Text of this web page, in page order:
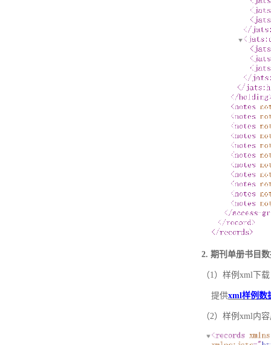
2. 期刊单册书目
（1）样例xml下载
提供xml样例数
（2）样例xml内